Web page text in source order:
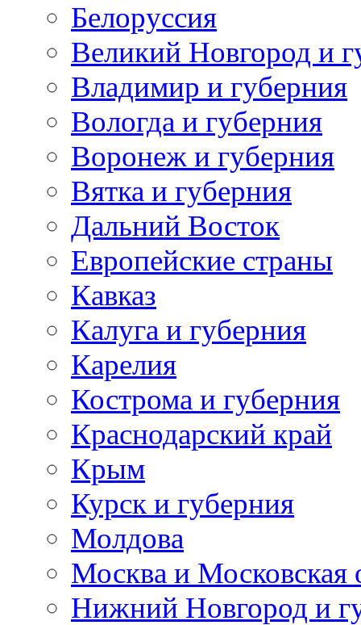
Белоруссия
Великий Новгород и
Владимир и губерния
Вологда и губерния
Воронеж и губерния
Вятка и губерния
Дальний Восток
Европейские страны
Кавказ
Калуга и губерния
Карелия
Кострома и губерния
Краснодарский край
Крым
Курск и губерния
Молдова
Москва и Московская
Нижний Новгород и